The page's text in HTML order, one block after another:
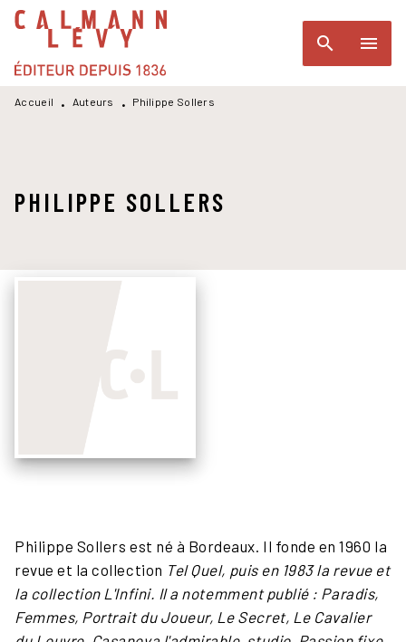
MENU RECHERCHE
PIED DE PAGE
search menu
Accueil • Auteurs • Philippe Sollers
PHILIPPE SOLLERS
Philippe Sollers est né à Bordeaux. Il fonde en 1960 la
revue et la collection Tel Quel, puis en 1983 la revue et
la collection L'Infini. Il a notemment publié : Paradis,
Femmes, Portrait du Joueur, Le Secret, Le Cavalier